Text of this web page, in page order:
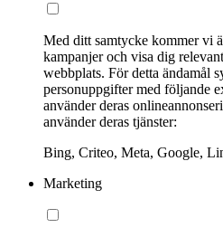
Med ditt samtycke kommer vi
kampanjer och visa dig
webbplats. För detta ändamål
personuppgifter med följande
använder deras
använder deras tjänster:
Bing, Criteo, Meta, Google,
Marketing